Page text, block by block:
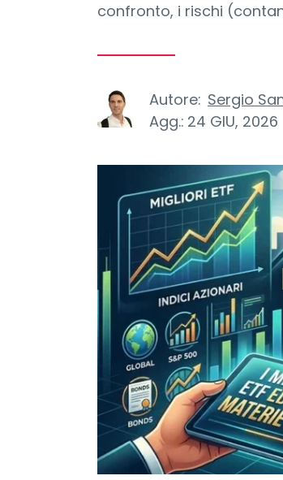
confronto, i rischi
Autore: Sergio
Agg.: 24 GIU, 2026